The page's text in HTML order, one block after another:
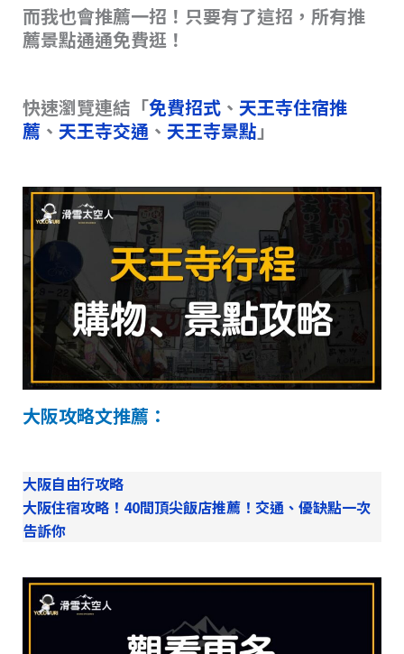
k
而我也會推薦一招！只要有了這招，所有推
薦景點通通免費逛！
快速瀏覽連結「免費招式、 天王寺住宿推
薦 、 天王寺交通、 天王寺景點」
大阪攻略文推薦：
大阪自由行攻略
大阪住宿攻略！40間頂尖飯店推薦！交通、優缺點一次
告訴你